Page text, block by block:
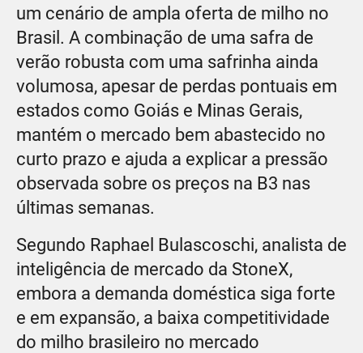
um cenário de ampla oferta de milho no
Brasil. A combinação de uma safra de
verão robusta com uma safrinha ainda
volumosa, apesar de perdas pontuais em
estados como Goiás e Minas Gerais,
mantém o mercado bem abastecido no
curto prazo e ajuda a explicar a pressão
observada sobre os preços na B3 nas
últimas semanas.
Segundo Raphael Bulascoschi, analista de
inteligência de mercado da StoneX,
embora a demanda doméstica siga forte
e em expansão, a baixa competitividade
do milho brasileiro no mercado